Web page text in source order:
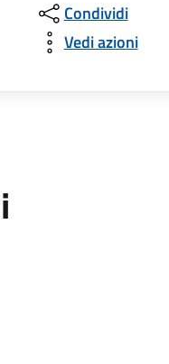
Condividi
Vedi azioni